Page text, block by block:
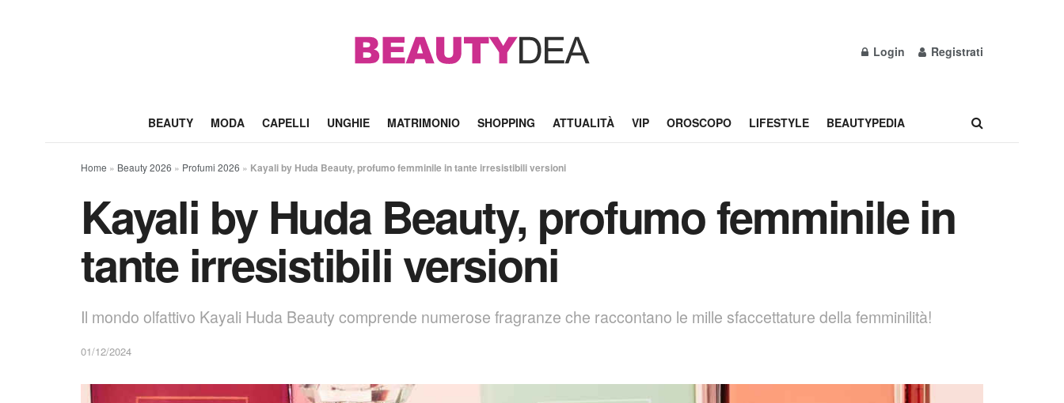
Login Registrati
BEAUTY MODA CAPELLI UNGHIE MATRIMONIO SHOPPING ATTUALITÀ VIP OROSCOPO LIFESTYLE BEAUTYPEDIA
Home » Beauty 2026 » Profumi 2026 » Kayali by Huda Beauty, profumo femminile in tante irresistibili versioni
Kayali by Huda Beauty, profumo femminile in
tante irresistibili versioni
Il mondo olfattivo Kayali Huda Beauty comprende numerose fragranze che raccontano le mille sfaccettature della femminilità!
01/12/2024